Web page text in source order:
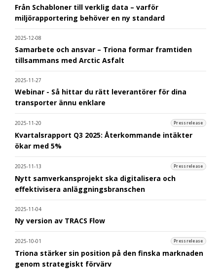
Från Schabloner till verklig data – varför
miljörapportering behöver en ny standard
2025-12-08
Samarbete och ansvar – Triona formar framtiden
tillsammans med Arctic Asfalt
2025-11-27
Webinar - Så hittar du rätt leverantörer för dina
transporter ännu enklare
2025-11-20 Pressrelease
Kvartalsrapport Q3 2025: Återkommande intäkter
ökar med 5%
2025-11-13 Pressrelease
Nytt samverkansprojekt ska digitalisera och
effektivisera anläggningsbranschen
2025-11-04
Ny version av TRACS Flow
2025-10-01 Pressrelease
Triona stärker sin position på den finska marknaden
genom strategiskt förvärv